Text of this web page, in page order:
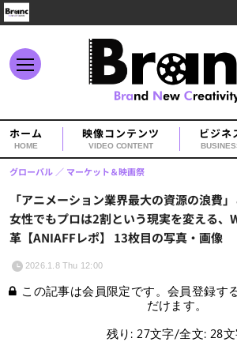
ホーム
HOME
映像コンテンツ
VIDEO CONTENT
ビジネ
「アニメーション業界最大の資源の浪費
女性でもプロは2割という現実を変える、
革【ANIAFFレポ】 13枚目の写真・画像
グローバル マーケット＆映画祭
2026.1.8 Thu 12:00
この記事は会員限定です。会員登録す
だけます。
残り: 27文字/全文: 28